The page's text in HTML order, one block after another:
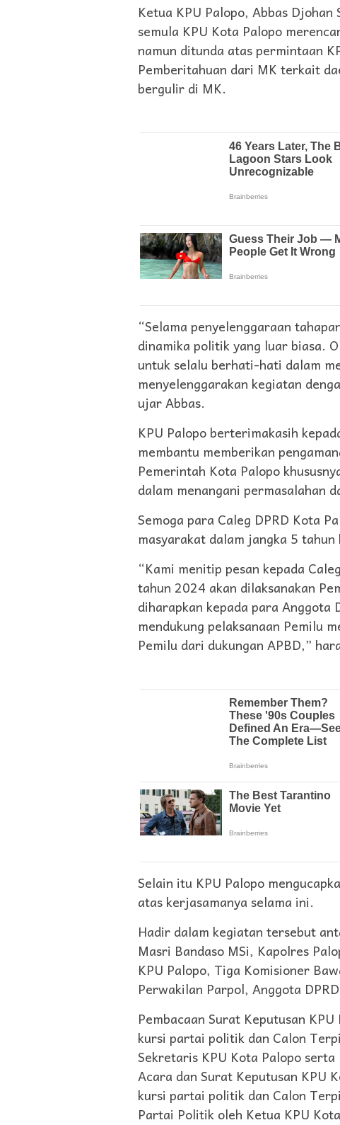
Ketua KPU Palopo, Abbas
semula KPU Kota Palopo
namun ditunda atas permintaan
Pemberitahuan dari MK terkait
bergulir di MK.
“Selama penyelenggaraan
dinamika politik yang luar biasa.
untuk selalu berhati-hati dalam
menyelenggarakan kegiatan
ujar Abbas.
KPU Palopo berterimakasih
membantu memberikan
Pemerintah Kota Palopo
dalam menangani permasalahan
Semoga para Caleg DPRD Kota
masyarakat dalam jangka 5 tahun
“Kami menitip pesan kepada
tahun 2024 akan dilaksanakan
diharapkan kepada para Anggota
mendukung pelaksanaan Pemilu
Pemilu dari dukungan APBD,”
Selain itu KPU Palopo
atas kerjasamanya selama ini.
Hadir dalam kegiatan tersebut
Masri Bandaso MSi, Kapolres
KPU Palopo, Tiga Komisioner
Perwakilan Parpol, Anggota
Pembacaan Surat Keputusan
kursi partai politik dan Calon
Sekretaris KPU Kota Palopo
Acara dan Surat Keputusan KPU
kursi partai politik dan Calon
Partai Politik oleh Ketua KPU